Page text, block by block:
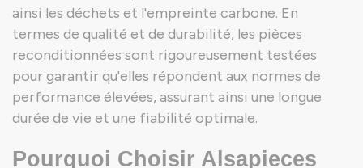
ainsi les déchets et l'empreinte carbone. En
termes de qualité et de durabilité, les pièces
reconditionnées sont rigoureusement testées
pour garantir qu'elles répondent aux normes de
performance élevées, assurant ainsi une longue
durée de vie et une fiabilité optimale.
Pourquoi Choisir Alsapieces